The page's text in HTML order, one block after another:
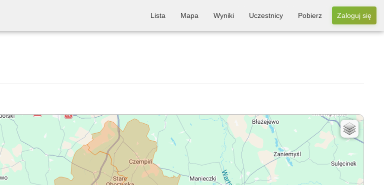
Lista Mapa Wyniki Uczestnicy Pobierz Zaloguj się